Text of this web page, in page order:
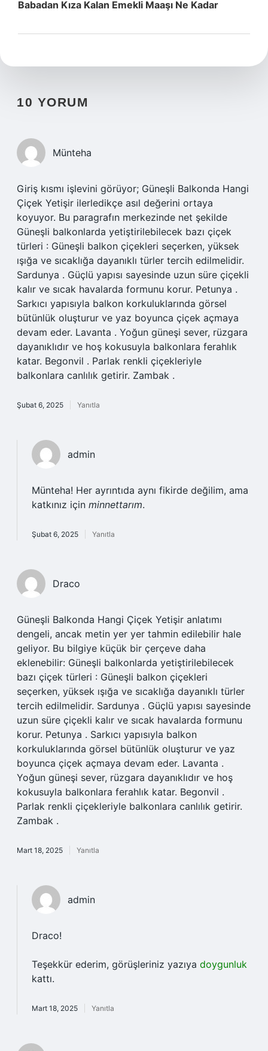
Babadan Kıza Kalan Emekli Maaşı Ne Kadar
10 YORUM
Münteha
Giriş kısmı işlevini görüyor; Güneşli Balkonda Hangi
Çiçek Yetişir ilerledikçe asıl değerini ortaya
koyuyor. Bu paragrafın merkezinde net şekilde
Güneşli balkonlarda yetiştirilebilecek bazı çiçek
türleri : Güneşli balkon çiçekleri seçerken, yüksek
ışığa ve sıcaklığa dayanıklı türler tercih edilmelidir.
Sardunya . Güçlü yapısı sayesinde uzun süre çiçekli
kalır ve sıcak havalarda formunu korur. Petunya .
Sarkıcı yapısıyla balkon korkuluklarında görsel
bütünlük oluşturur ve yaz boyunca çiçek açmaya
devam eder. Lavanta . Yoğun güneşi sever, rüzgara
dayanıklıdır ve hoş kokusuyla balkonlara ferahlık
katar. Begonvil . Parlak renkli çiçekleriyle
balkonlara canlılık getirir. Zambak .
Şubat 6, 2025 Yanıtla
admin
Münteha! Her ayrıntıda aynı fikirde değilim, ama
katkınız için minnettarım.
Şubat 6, 2025 Yanıtla
Draco
Güneşli Balkonda Hangi Çiçek Yetişir anlatımı
dengeli, ancak metin yer yer tahmin edilebilir hale
geliyor. Bu bilgiye küçük bir çerçeve daha
eklenebilir: Güneşli balkonlarda yetiştirilebilecek
bazı çiçek türleri : Güneşli balkon çiçekleri
seçerken, yüksek ışığa ve sıcaklığa dayanıklı türler
tercih edilmelidir. Sardunya . Güçlü yapısı sayesinde
uzun süre çiçekli kalır ve sıcak havalarda formunu
korur. Petunya . Sarkıcı yapısıyla balkon
korkuluklarında görsel bütünlük oluşturur ve yaz
boyunca çiçek açmaya devam eder. Lavanta .
Yoğun güneşi sever, rüzgara dayanıklıdır ve hoş
kokusuyla balkonlara ferahlık katar. Begonvil .
Parlak renkli çiçekleriyle balkonlara canlılık getirir.
Zambak .
Mart 18, 2025 Yanıtla
admin
Draco!
Teşekkür ederim, görüşleriniz yazıya doygunluk
kattı.
Mart 18, 2025 Yanıtla